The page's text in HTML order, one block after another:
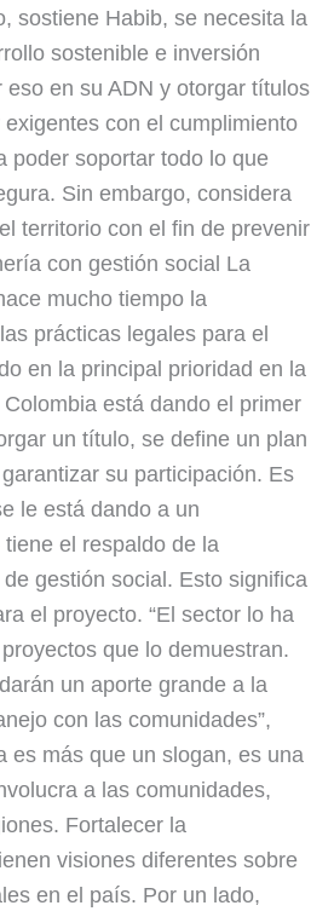
sostiene Habib, se necesita la
sostenible e inversión
eso en su ADN y otorgar títulos
con el cumplimiento
poder soportar todo lo que
Sin embargo, considera
territorio con el fin de prevenir
con gestión social La
mucho tiempo la
prácticas legales para el
en la principal prioridad en la
está dando el primer
un título, se define un plan
su participación. Es
le está dando a un
el respaldo de la
gestión social. Esto significa
el proyecto. “El sector lo ha
que lo demuestran.
un aporte grande a la
con las comunidades”,
es más que un slogan, es una
a las comunidades,
Fortalecer la
visiones diferentes sobre
en el país. Por un lado,